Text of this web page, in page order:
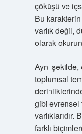
çöküşü ve
Bu
varlık değil,
olarak
Aynı şekilde,
toplumsal
gibi evrensel
varlıklarıdır.
farklı